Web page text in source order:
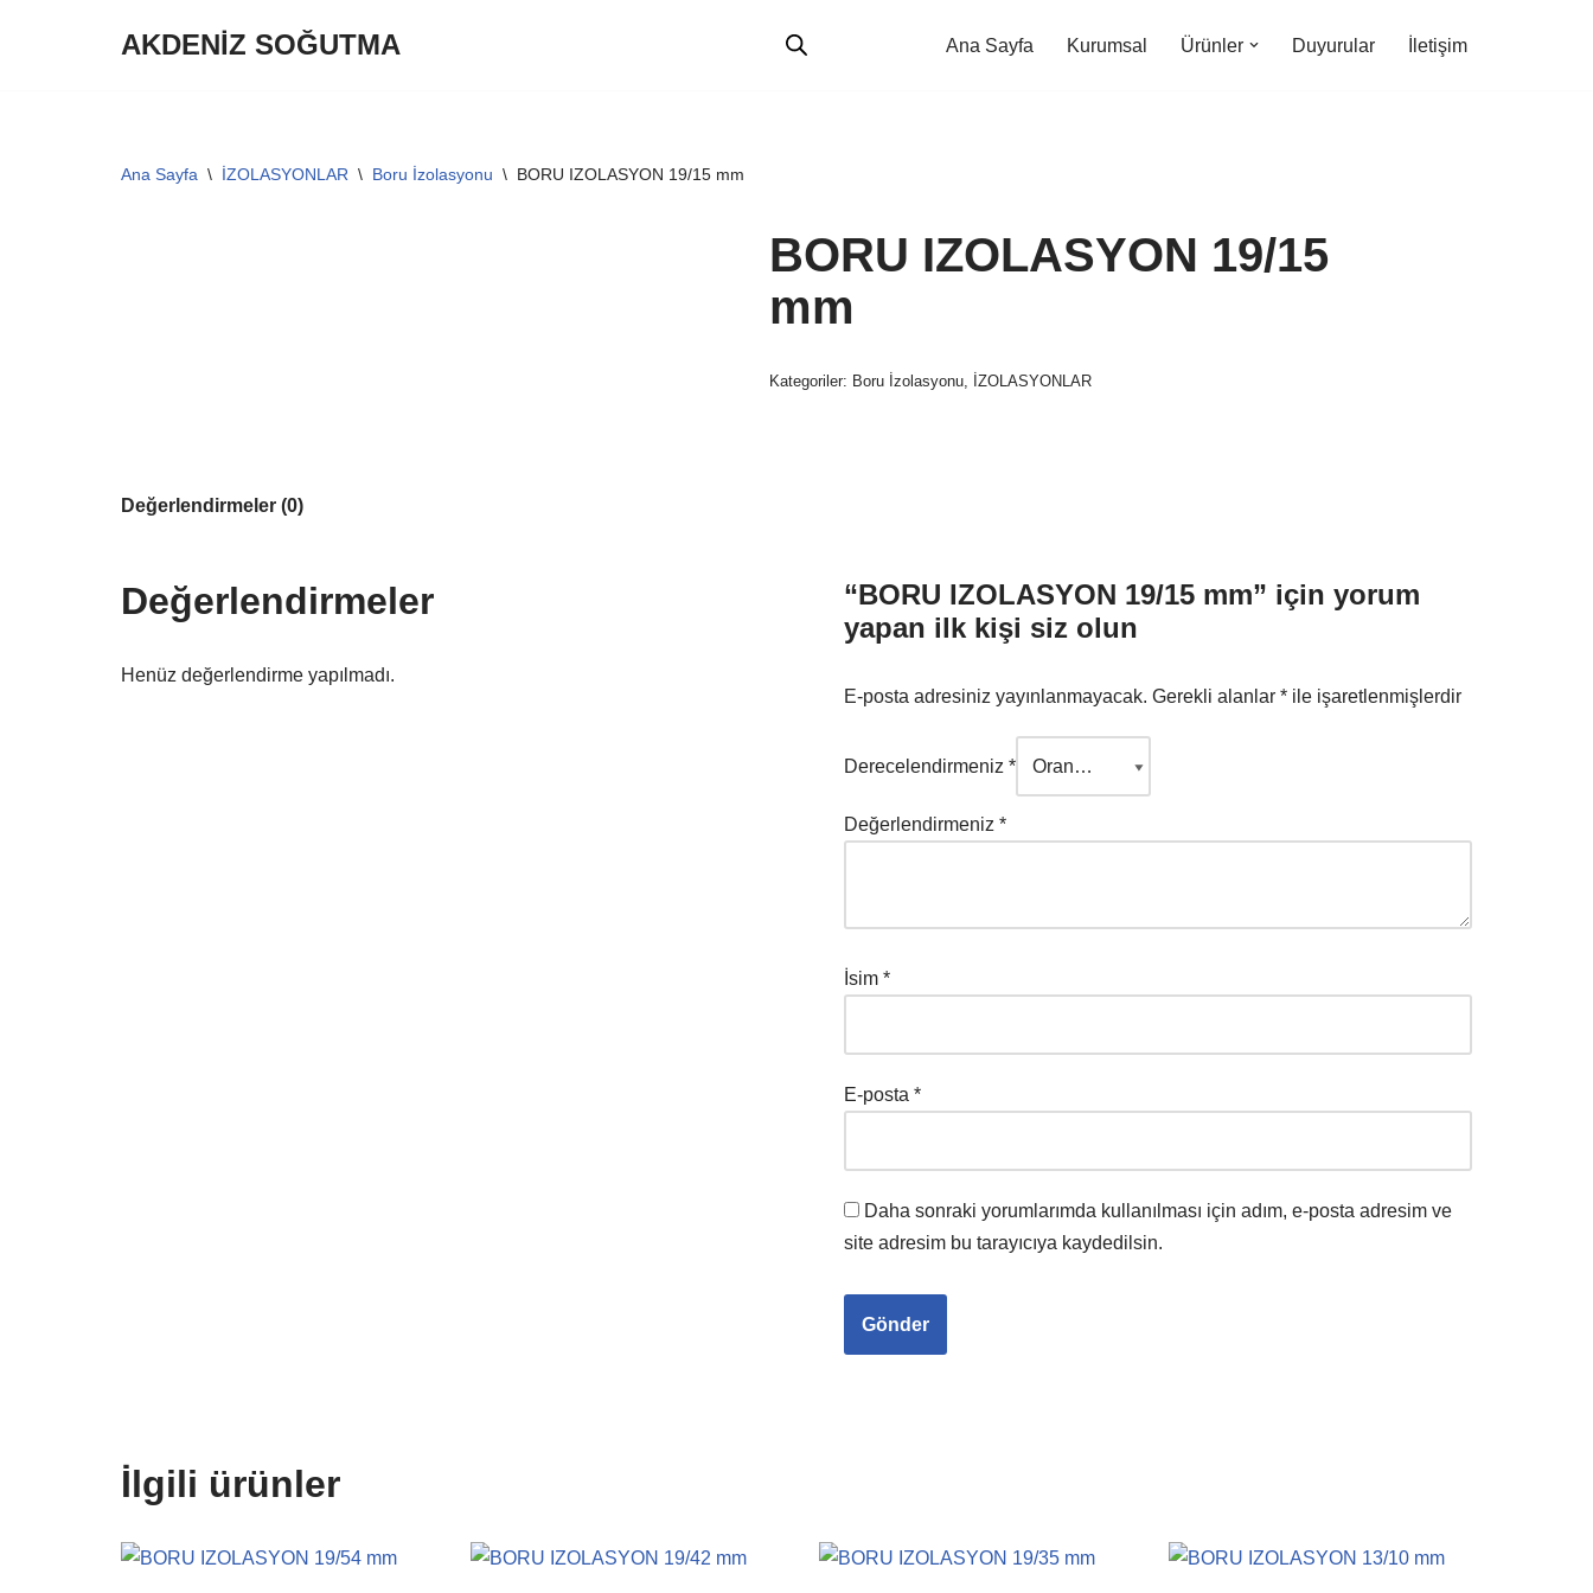
AKDENİZ SOĞUTMA Ana Sayfa Kurumsal Ürünler Duyurular İletişim
Ana Sayfa \ İZOLASYONLAR \ Boru İzolasyonu \ BORU IZOLASYON 19/15 mm
BORU IZOLASYON 19/15
mm
Kategoriler: Boru İzolasyonu, İZOLASYONLAR
Değerlendirmeler (0)
Değerlendirmeler
Henüz değerlendirme yapılmadı.
“BORU IZOLASYON 19/15 mm” için yorum
yapan ilk kişi siz olun
E-posta adresiniz yayınlanmayacak. Gerekli alanlar * ile işaretlenmişlerdir
Derecelendirmeniz *
Değerlendirmeniz *
İsim *
E-posta *
Daha sonraki yorumlarımda kullanılması için adım, e-posta adresim ve
site adresim bu tarayıcıya kaydedilsin.
İlgili ürünler